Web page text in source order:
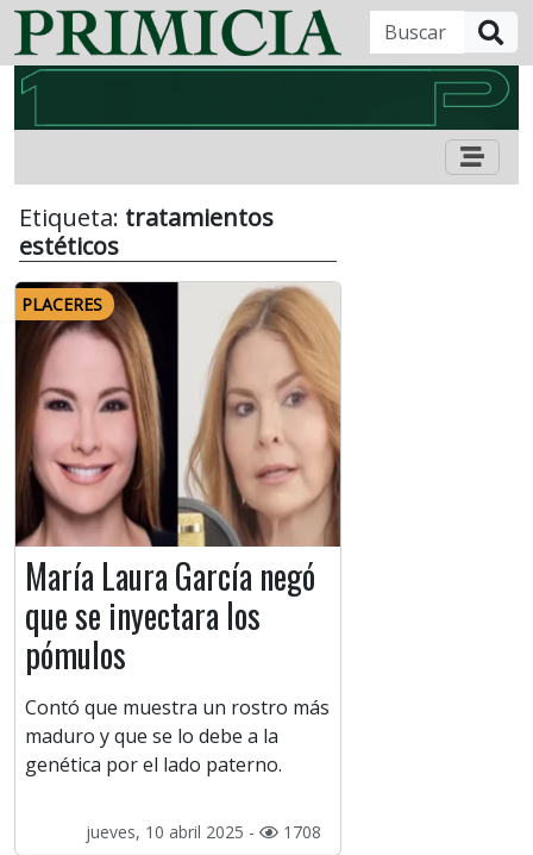
Etiqueta: tratamientos
estéticos
PLACERES
María Laura García negó
que se inyectara los
pómulos
Contó que muestra un rostro más
maduro y que se lo debe a la
genética por el lado paterno.
jueves, 10 abril 2025 - 1708